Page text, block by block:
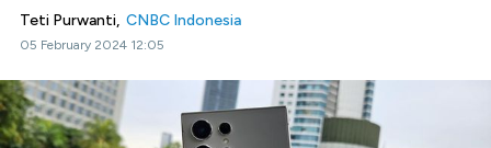
Teti Purwanti, CNBC Indonesia
05 February 2024 12:05